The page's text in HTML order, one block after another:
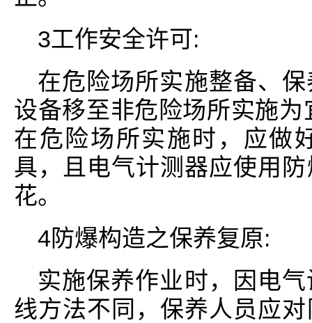
3工作安全许可:
在危险场所实施整备、
设备移至非危险场所实施
在危险场所实施时，应做
具，且电气计测器应使用
花。
4防爆构造之保养复原:
实施保养作业时，因电
线方法不同，保养人员应